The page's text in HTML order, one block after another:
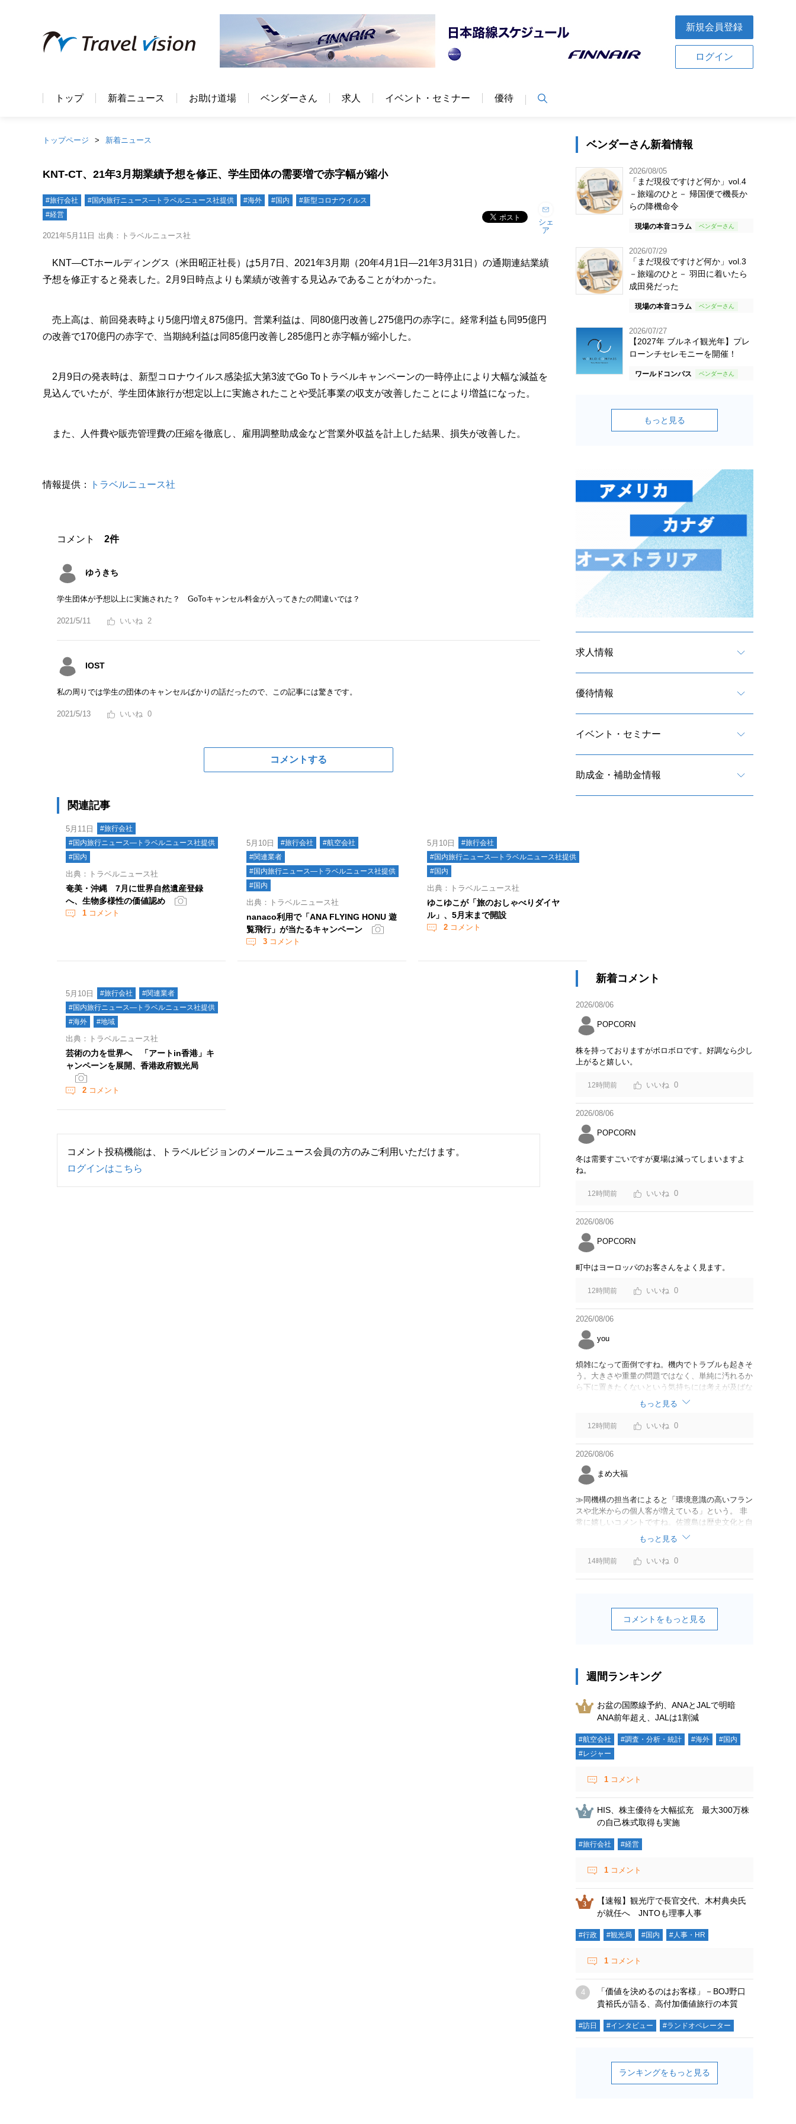
新規会員登録
ログイン
トップ 新着ニュース お助け道場 ベンダーさん 求人 イベント・セミナー 優待
トップページ 新着ニュース
KNT‐CT、21年3月期業績予想を修正、学生団体の需要増で赤字幅が縮小
#旅行会社 #国内旅行ニュース―トラベルニュース社提供 #海外 #国内
#新型コロナウイルス
#経営
2021年5月11日 出典：トラベルニュース社
シェ
ア
KNT―CTホールディングス（米田昭正社長）は5月7日、2021年3月期（20年4月1日―21年3月31日）の通期連結業績
予想を修正すると発表した。2月9日時点よりも業績が改善する見込みであることがわかった。
売上高は、前回発表時より5億円増え875億円。営業利益は、同80億円改善し275億円の赤字に。経常利益も同95億円
の改善で170億円の赤字で、当期純利益は同85億円改善し285億円と赤字幅が縮小した。
2月9日の発表時は、新型コロナウイルス感染拡大第3波でGo Toトラベルキャンペーンの一時停止により大幅な減益を
見込んでいたが、学生団体旅行が想定以上に実施されたことや受託事業の収支が改善したことにより増益になった。
また、人件費や販売管理費の圧縮を徹底し、雇用調整助成金など営業外収益を計上した結果、損失が改善した。
情報提供： トラベルニュース社
コメント 2件
ゆうきち
学生団体が予想以上に実施された？ GoToキャンセル料金が入ってきたの間違いでは？
2021/5/11 2
IOST
私の周りでは学生の団体のキャンセルばかりの話だったので、この記事には驚きです。
2021/5/13 0
コメントする
関連記事
5月11日
#旅行会社
#国内旅行ニュース―トラベルニュース社提供
#国内
出典：トラベルニュース社
奄美・沖縄 7月に世界自然遺産登録
へ、生物多様性の価値認め
1 コメント
5月10日 #旅行会社
#航空会社
#関連業者
#国内旅行ニュース―トラベルニュース社提供
#国内
出典：トラベルニュース社
nanaco利用で「ANA FLYING HONU 遊
覧飛行」が当たるキャンペーン
3 コメント
5月10日
#旅行会社
#国内旅行ニュース―トラベルニュース社提供
#国内
出典：トラベルニュース社
ゆこゆこが「旅のおしゃべりダイヤ
ル」、5月末まで開設
2 コメント
5月10日 #旅行会社
#関連業者
#国内旅行ニュース―トラベルニュース社提供
#海外
#地域
出典：トラベルニュース社
芸術の力を世界へ 「アートin香港」キ
ャンペーンを展開、香港政府観光局
2 コメント
コメント投稿機能は、トラベルビジョンのメールニュース会員の方のみご利用いただけます。
ログインはこちら
ベンダーさん新着情報
2026/08/05
「まだ現役ですけど何か」vol.4
－旅端のひと－ 帰国便で機長か
らの降機命令
現場の本音コラム
2026/07/29
「まだ現役ですけど何か」vol.3
－旅端のひと－ 羽田に着いたら
成田発だった
現場の本音コラム
2026/07/27
【2027年 ブルネイ観光年】プレ
ローンチセレモニーを開催！
ワールドコンパス
もっと見る
求人情報
優待情報
イベント・セミナー
助成金・補助金情報
新着コメント
2026/08/06
POPCORN
株を持っておりますがボロボロです。好調なら少し
上がると嬉しい。
12時間前 0
2026/08/06
POPCORN
冬は需要すごいですが夏場は減ってしまいますよ
ね。
12時間前 0
2026/08/06
POPCORN
町中はヨーロッパのお客さんをよく見ます。
12時間前 0
2026/08/06
you
煩雑になって面倒ですね。機内でトラブルも起きそ
う。大きさや重量の問題ではなく、単純に汚れるか
ら下に置きたくないという気持ちには考えが及ばな
かったのでしょうかね。いっそ、荷物棚を撤去した
座席を作って、座席指定も荷物も含んだプランとす
べて無しで格安プランで分けてもらった方がシンプ
ルで分かりやすいかも。どんどん料金が細分化され
て面倒です。
もっと見る
12時間前 0
2026/08/06
まめ大福
≫同機構の担当者によると「環境意識の高いフラン
スや北米からの個人客が増えている」という。 非
常に嬉しいコメントですね。佐渡島は歴史文化と自
然が相まっての土地となっているので、個人的には
環境意識の低い人は来ないでほしいです。「金がと
れるんじゃないか」と勝手に穴掘ったりしそうな国
の人は来ないでほしいですね。
もっと見る
14時間前 0
コメントをもっと見る
週間ランキング
お盆の国際線予約、ANAとJALで明暗
ANA前年超え、JALは1割減
#航空会社 #調査・分析・統計 #海外
#国内
#レジャー
1 コメント
HIS、株主優待を大幅拡充 最大300万株
の自己株式取得も実施
#旅行会社 #経営
1 コメント
【速報】観光庁で長官交代、木村典央氏
が就任へ JNTOも理事人事
#行政 #観光局 #国内 #人事・HR
1 コメント
「価値を決めるのはお客様」－BOJ野口
貴裕氏が語る、高付加価値旅行の本質
#訪日 #インタビュー #ランドオペレーター